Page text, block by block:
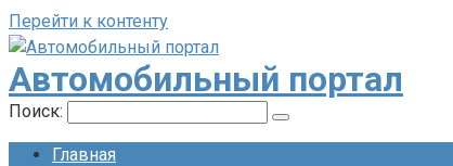
Перейти к контенту
Автомобильный портал
Поиск:
Главная